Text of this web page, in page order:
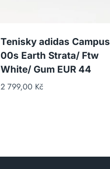
Tenisky adidas Campus
00s Earth Strata/ Ftw
White/ Gum EUR 44
2 799,00 Kč